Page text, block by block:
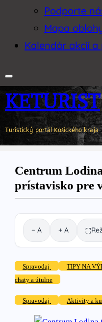
Podporte
Mapa
Kalendár akcií a
KETURIST
Turistický portál Košického kraja
Centrum
prístavisko pre
− A + A ⛶
Spravodaj TIPY NA
chaty a útulne
Spravodaj Aktivity a